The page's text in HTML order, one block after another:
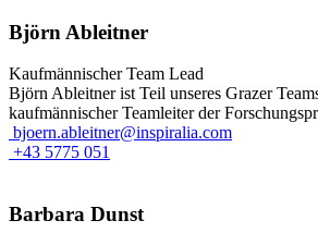
Björn Ableitner
Kaufmännischer Team Lead
Björn Ableitner ist Teil unseres Grazer
kaufmännischer Teamleiter der
bjoern.ableitner@inspiralia.com
+43 5775 051
Barbara Dunst